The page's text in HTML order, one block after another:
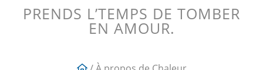
PRENDS L’TEMPS DE TOMBER
EN AMOUR.